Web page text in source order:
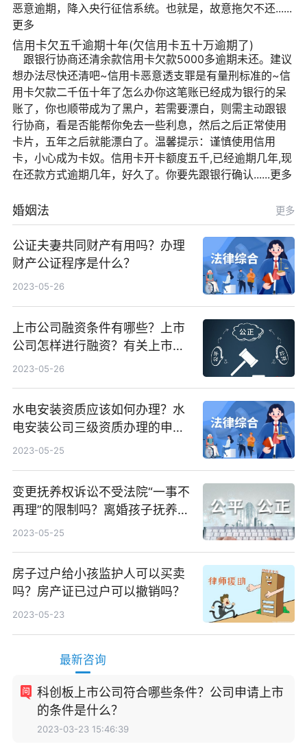
恶意逾期，降入央行征信系统。也就是，故意拖欠不还......
更多
信用卡欠五千逾期十年(欠信用卡五十万逾期了)
跟银行协商还清余款信用卡欠款5000多逾期未还。建议
想办法尽快还清吧~信用卡恶意透支罪是有量刑标准的~信
用卡欠款二千伍十年了怎么办你这笔账已经成为银行的呆
账了，你也顺带成为了黑户，若需要漂白，则需主动跟银
行协商，看是否能帮你免去一些利息，然后之后正常使用
卡片，五年之后就能漂白了。温馨提示：谨慎使用信用
卡，小心成为卡奴。信用卡开卡额度五千,已经逾期几年,现
在还款方式逾期几年，好久了。你要先跟银行确认......更多
婚姻法 更多
公证夫妻共同财产有用吗？办理
财产公证程序是什么？
2023-05-26
上市公司融资条件有哪些？上市
公司怎样进行融资？有关上市公
司是如何来进行资金重组的？
2023-05-26
水电安装资质应该如何办理？水
电安装公司三级资质办理的申报
条件是什么？
2023-05-25
变更抚养权诉讼不受法院“一事不
再理”的限制吗？离婚孩子抚养权
如何变更？
2023-05-25
房子过户给小孩监护人可以买卖
吗？房产证已过户可以撤销吗？
2023-05-23
最新咨询
科创板上市公司符合哪些条件？公司申请上市
的条件是什么？
2023-03-23 15:46:39